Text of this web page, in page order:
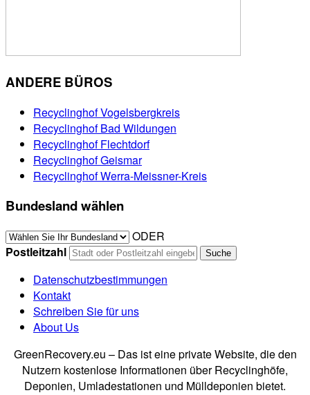
ANDERE BÜROS
Recyclinghof Vogelsbergkreis
Recyclinghof Bad Wildungen
Recyclinghof Flechtdorf
Recyclinghof Geismar
Recyclinghof Werra-Meissner-Kreis
Bundesland wählen
ODER
Postleitzahl
Datenschutzbestimmungen
Kontakt
Schreiben Sie für uns
About Us
GreenRecovery.eu – Das ist eine private Website, die den
Nutzern kostenlose Informationen über Recyclinghöfe,
Deponien, Umladestationen und Mülldeponien bietet.